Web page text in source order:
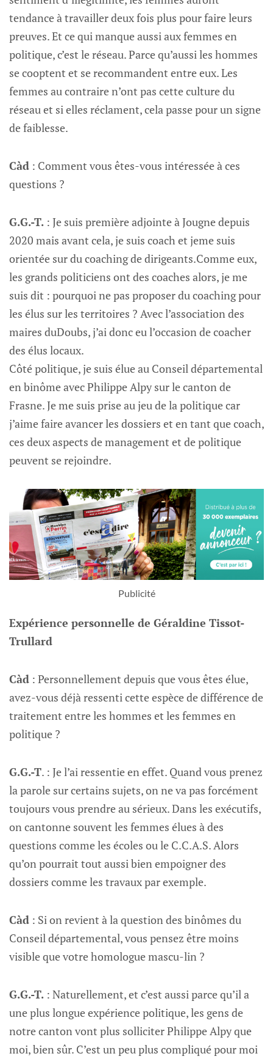
tendance à travailler deux fois plus pour faire leurs
preuves. Et ce qui manque aussi aux femmes en
politique, c’est le réseau. Parce qu’aussi les hommes
se cooptent et se recommandent entre eux. Les
femmes au contraire n’ont pas cette culture du
réseau et si elles réclament, cela passe pour un signe
de faiblesse.
Càd : Comment vous êtes-vous intéressée à ces
questions ?
G.G.-T. : Je suis première adjointe à Jougne depuis
2020 mais avant cela, je suis coach et jeme suis
orientée sur du coaching de dirigeants.Comme eux,
les grands politiciens ont des coaches alors, je me
suis dit : pourquoi ne pas proposer du coaching pour
les élus sur les territoires ? Avec l’association des
maires duDoubs, j’ai donc eu l’occasion de coacher
des élus locaux.
Côté politique, je suis élue au Conseil départemental
en binôme avec Philippe Alpy sur le canton de
Frasne. Je me suis prise au jeu de la politique car
j’aime faire avancer les dossiers et en tant que coach,
ces deux aspects de management et de politique
peuvent se rejoindre.
Publicité
Expérience personnelle de Géraldine Tissot-
Trullard
Càd : Personnellement depuis que vous êtes élue,
avez-vous déjà ressenti cette espèce de différence de
traitement entre les hommes et les femmes en
politique ?
G.G.-T. : Je l’ai ressentie en effet. Quand vous prenez
la parole sur certains sujets, on ne va pas forcément
toujours vous prendre au sérieux. Dans les exécutifs,
on cantonne souvent les femmes élues à des
questions comme les écoles ou le C.C.A.S. Alors
qu’on pourrait tout aussi bien empoigner des
dossiers comme les travaux par exemple.
Càd : Si on revient à la question des binômes du
Conseil départemental, vous pensez être moins
visible que votre homologue mascu-lin ?
G.G.-T. : Naturellement, et c’est aussi parce qu’il a
une plus longue expérience politique, les gens de
notre canton vont plus solliciter Philippe Alpy que
moi, bien sûr. C’est un peu plus compliqué pour moi